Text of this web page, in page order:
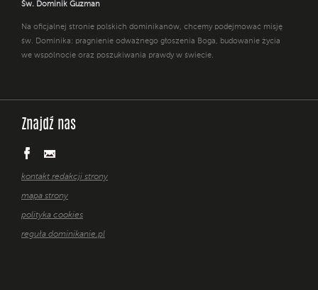
Św. Dominik Guzman
Na oficjalnej stronie polskich dominikanów, chcemy podejmować misję
św. Dominika: pragnienie odważnego głoszenia Boga, budowanie życia
we wspólnocie oraz poszukiwania prawdy w świecie.
Znajdź nas
kontakt redakcji strony
mapa strony
polityka cookies
reguła dominikanie.pl